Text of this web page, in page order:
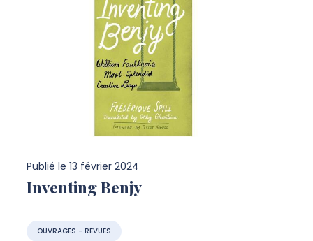
Publié le 13 février 2024
Inventing Benjy
OUVRAGES - REVUES